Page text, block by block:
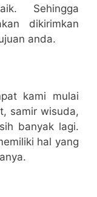
Sehingga
dikirimkan
anda.
kami mulai
samir wisuda,
banyak lagi.
hal yang